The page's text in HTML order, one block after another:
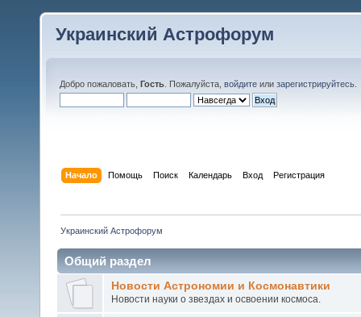
Украинский Астрофорум
Добро пожаловать, Гость . Пожалуйста, войдите или зарегистрируйтесь
Начало Помощь Поиск Календарь Вход Регистрация
Украинский Астрофорум
Общий раздел
Новости Астрономии и Космонавтики
Новости науки о звездах и освоении космоса.